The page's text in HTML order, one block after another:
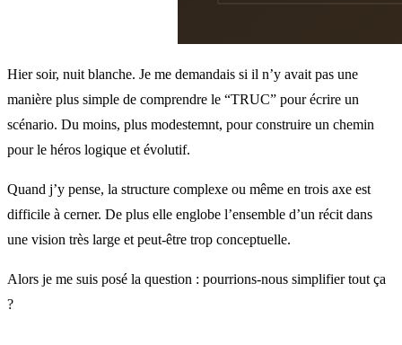
Hier soir, nuit blanche. Je me demandais si il n’y avait pas une
manière plus simple de comprendre le “TRUC” pour écrire un
scénario. Du moins, plus modestemnt, pour construire un chemin
pour le héros logique et évolutif.
Quand j’y pense, la structure complexe ou même en trois axe est
difficile à cerner. De plus elle englobe l’ensemble d’un récit dans
une vision très large et peut-être trop conceptuelle.
Alors je me suis posé la question : pourrions-nous simplifier tout ça
?